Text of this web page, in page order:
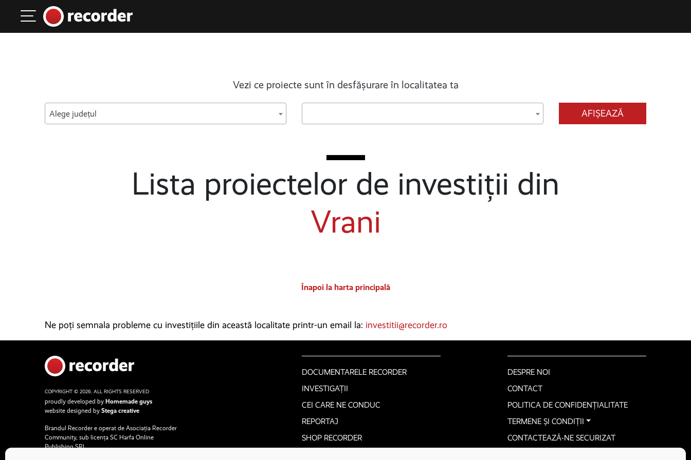
Main Navigation
Vezi ce proiecte sunt în desfășurare în localitatea ta
Alege județul AFIȘEAZĂ
Lista proiectelor de investiții din
Vrani
Înapoi la harta principală
Ne poți semnala probleme cu investițiile din această localitate printr-un email la: investitii@recorder.ro
COPYRIGHT © 2026. ALL RIGHTS RESERVED
proudly developed by Homemade guys
website designed by Stega creative
Brandul Recorder e operat de Asociația Recorder
Community, sub licența SC Harfa Online
Publishing SRL.
DOCUMENTARELE RECORDER
INVESTIGAȚII
CEI CARE NE CONDUC
REPORTAJ
SHOP RECORDER
DESPRE NOI
CONTACT
POLITICA DE CONFIDENȚIALITATE
TERMENE ȘI CONDIȚII
CONTACTEAZĂ-NE SECURIZAT